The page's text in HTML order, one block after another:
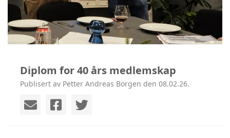
Diplom for 40 års medlemskap
Publisert av Petter Andreas Borgen den 08.02.26.